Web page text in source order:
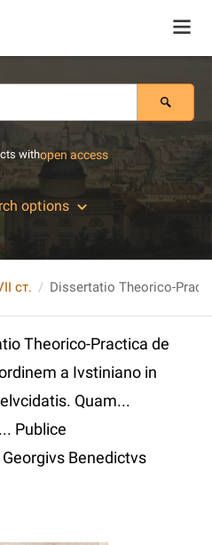
withopen access
options
ст.
Theorico-Practica de
a Ivstiniano in
Quam...
Publice
Benedictvs